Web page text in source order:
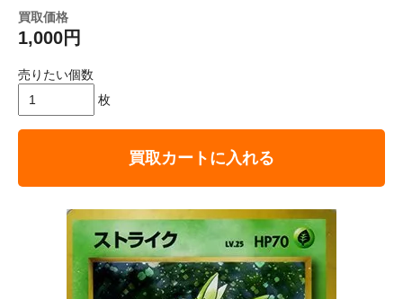
買取価格
1,000円
売りたい個数
枚
買取カートに入れる